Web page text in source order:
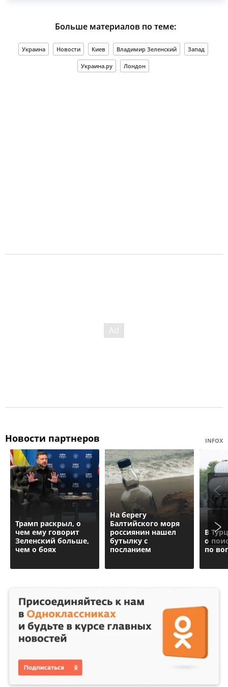
Больше материалов по теме:
Украина Новости Киев Владимир Зеленский Запад
Украина.ру Лондон
Новости партнеров INFOX
Трамп раскрыл, о
чем ему говорит
Зеленский больше,
чем о боях
На берегу
Балтийского моря
россиянин нашел
бутылку с
посланием
В
о
по